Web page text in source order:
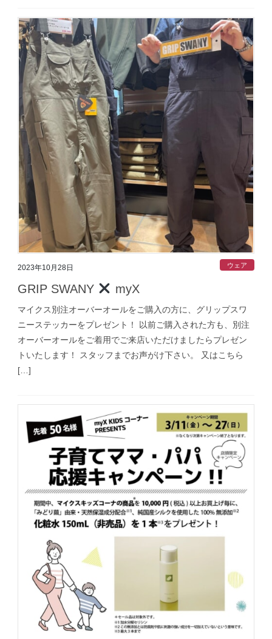
2023年10月28日 ウェア
GRIP SWANY myX
マイクス別注オーバーオールをご購入の方に、グリップスワ
ニーステッカーをプレゼント！ 以前ご購入された方も、別注
オーバーオールをご着用でご来店いただけましたらプレゼン
トいたします！ スタッフまでお声がけ下さい。 又はこちら
[…]